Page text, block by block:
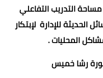
التدريب التفاعلي
الحديثة للإدارة لإبتكار
المحليات .
رشا خميس